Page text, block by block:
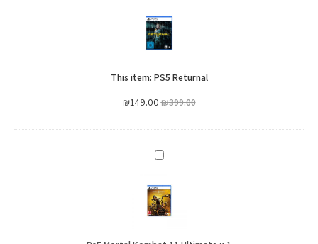
This item: PS5 Returnal
₪399.00
₪149.00
Ps5
Kombat
11